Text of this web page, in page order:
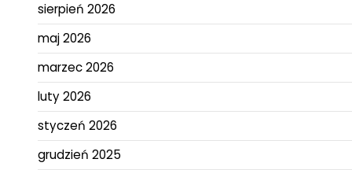
sierpień 2026
maj 2026
marzec 2026
luty 2026
styczeń 2026
grudzień 2025